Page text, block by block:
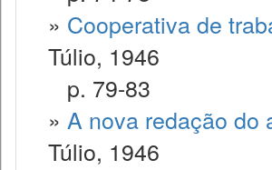
» Cooperativa de
Túlio, 1946
p. 79-83
» A nova redação do
Túlio, 1946